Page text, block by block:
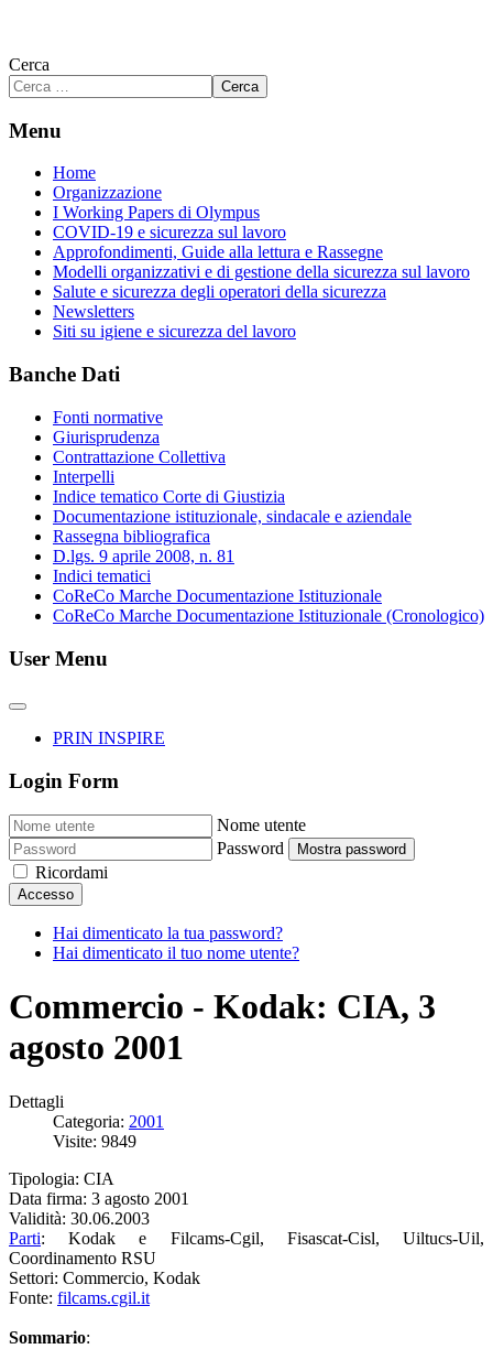
Cerca
Cerca
Menu
Home
Organizzazione
I Working Papers di Olympus
COVID-19 e sicurezza sul lavoro
Approfondimenti, Guide alla lettura e Rassegne
Modelli organizzativi e di gestione della sicurezza sul lavoro
Salute e sicurezza degli operatori della sicurezza
Newsletters
Siti su igiene e sicurezza del lavoro
Banche Dati
Fonti normative
Giurisprudenza
Contrattazione Collettiva
Interpelli
Indice tematico Corte di Giustizia
Documentazione istituzionale, sindacale e aziendale
Rassegna bibliografica
D.lgs. 9 aprile 2008, n. 81
Indici tematici
CoReCo Marche Documentazione Istituzionale
CoReCo Marche Documentazione Istituzionale (Cronologico)
User Menu
PRIN INSPIRE
Login Form
Nome utente
Password
Mostra password
Ricordami
Accesso
Hai dimenticato la tua password?
Hai dimenticato il tuo nome utente?
Commercio - Kodak: CIA, 3
agosto 2001
Dettagli
Categoria: 2001
Visite: 9849
Tipologia: CIA
Data firma: 3 agosto 2001
Validità: 30.06.2003
Parti: Kodak e Filcams-Cgil, Fisascat-Cisl, Uiltucs-Uil,
Coordinamento RSU
Settori: Commercio, Kodak
Fonte: filcams.cgil.it
Sommario: